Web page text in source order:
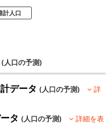
計人口
(人口の予測)
データ(人口の予測)
詳
ータ(人口の予測)
詳細を表